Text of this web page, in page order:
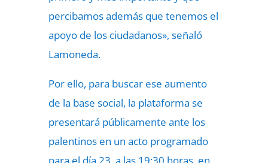
percibamos además que tenemos el
apoyo de los ciudadanos», señaló
Lamoneda.
Por ello, para buscar ese aumento
de la base social, la plataforma se
presentará públicamente ante los
palentinos en un acto programado